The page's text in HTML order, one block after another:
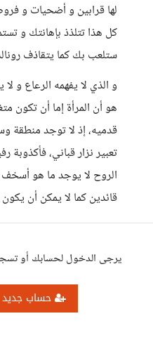
لها قرابين و أضحيات و
كل هذا تتلذذ بإهانتك و
ستلعب بك كما يتقاذف
و الذي لا يفهمه الرعاع و
هو أن المرأة إما أن تكون
قدميه، إذ لا توجد منطقة
تعبير نزار قباني، فأكذوبة
الروح لا يوجد ما هو أسخف
قائدين كما لا يمكن أن
يرجى الدخول لحسابك أو
حساب جديد